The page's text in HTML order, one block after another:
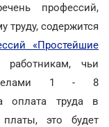
профессий,
труду, содержится
«Простейшие
чьи
1 - 8
оплата труда в
это будет